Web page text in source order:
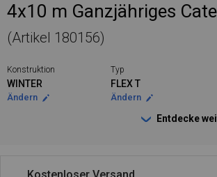
4x10 m Ganzjähriges
(Artikel 180156)
Konstruktion
WINTER
Ändern
Typ
FLEX T
Ändern
Entdecke